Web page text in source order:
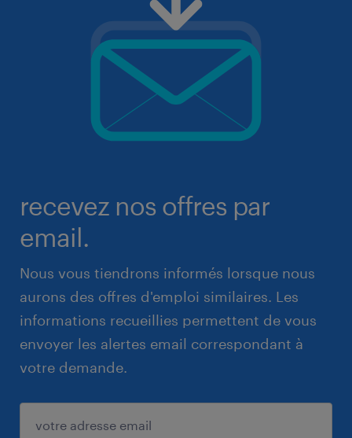
recevez nos offres par
email.
Nous vous tiendrons informés lorsque nous
aurons des offres d'emploi similaires. Les
informations recueillies permettent de vous
envoyer les alertes email correspondant à
votre demande.